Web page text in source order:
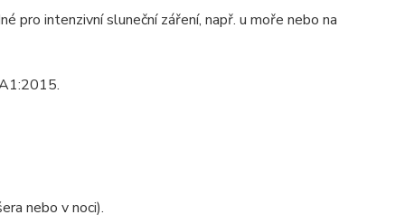
intenzivní sluneční záření, např. u moře nebo na
nebo v noci).